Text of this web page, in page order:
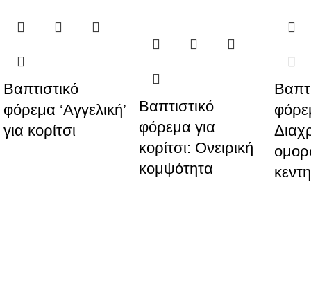
Βαπτιστικό
φόρεμα ‘Αγγελική’
για κορίτσι
Βαπτιστικό
φόρεμα για
κορίτσι: Ονειρική
κομψότητα